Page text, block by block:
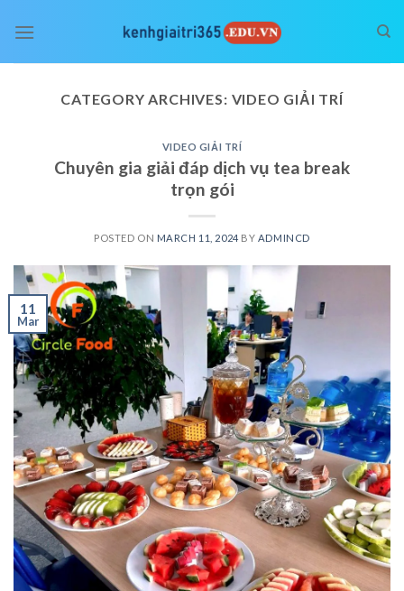
CATEGORY ARCHIVES: VIDEO GIẢI TRÍ
VIDEO GIẢI TRÍ
Chuyên gia giải đáp dịch vụ tea break
trọn gói
POSTED ON MARCH 11, 2024 BY ADMINCD
11
Mar